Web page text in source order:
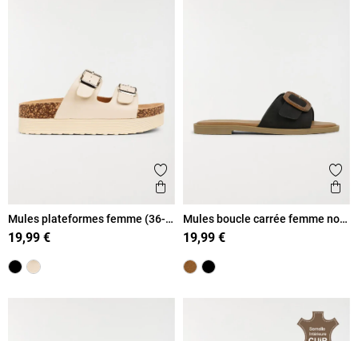
Ajouter aux favoris
Aperçu rapide
Mules plateformes femme (36-
41)
19,99 €
Mules boucle carrée femme noir
(36-41)
19,99 €